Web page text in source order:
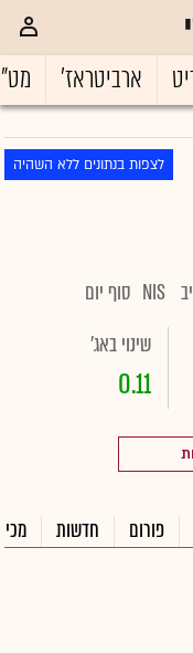
ארביטראז'
לצפות בנתונים ללא השהיה
NIS סוף יום
שינוי באג'
0.11
פורום חדשות